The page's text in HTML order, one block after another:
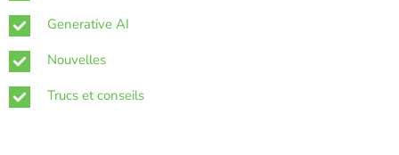
Generative AI
Nouvelles
Trucs et conseils